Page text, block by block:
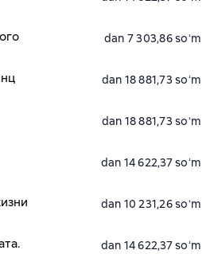
dan 7 303,86 soʻm
dan 18 881,73 soʻm
dan 18 881,73 soʻm
dan 14 622,37 soʻm
dan 10 231,26 soʻm
dan 14 622,37 soʻm